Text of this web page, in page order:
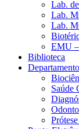
Lab.
Lab.
Lab.
EMU
Biblioteca
Saúde